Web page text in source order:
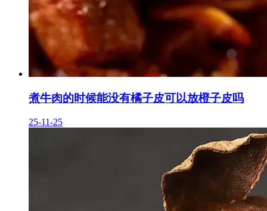
煮牛肉的时候能没有橘子皮可以放橙子皮吗
25-11-25